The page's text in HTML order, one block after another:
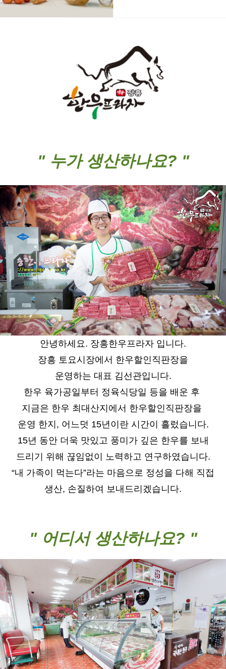
" 누가 생산하나요? "
안녕하세요. 장흥한우프라자 입니다.
장흥 토요시장에서 한우할인직판장을
운영하는 대표 김선관입니다.
한우 육가공일부터 정육식당일 등을 배운 후
지금은 한우 최대산지에서 한우할인직판장을
운영 한지, 어느덧 15년이란 시간이 흘렀습니다.
15년 동안 더욱 맛있고 풍미가 깊은 한우를 보내
드리기 위해 끊임없이 노력하고 연구하였습니다.
“내 가족이 먹는다”라는 마음으로 정성을 다해 직접
생산, 손질하여 보내드리겠습니다.
"어디서 생산하나요? "